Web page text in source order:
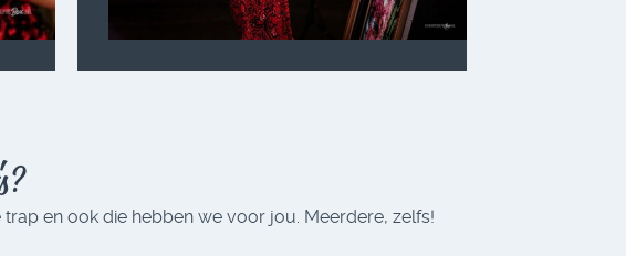
en ook die hebben we voor jou. Meerdere, zelfs!